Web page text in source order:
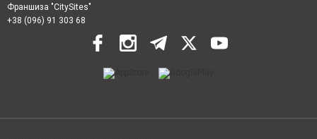
Франшиза "CitySites"
+38 (096) 91 303 68